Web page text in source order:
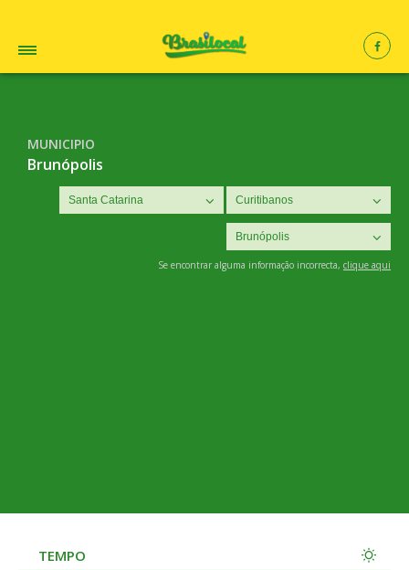
MUNICIPIO
Brunópolis
Se encontrar alguma informação incorrecta, clique aqui
TEMPO